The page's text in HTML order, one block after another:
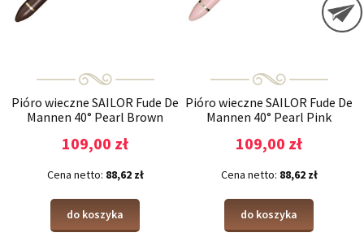
Pióro wieczne SAILOR Fude De
Mannen 40° Pearl Brown
109,00 zł
Cena netto: 88,62 zł
do koszyka
Pióro wieczne SAILOR Fude De
Mannen 40° Pearl Pink
109,00 zł
Cena netto: 88,62 zł
do koszyka